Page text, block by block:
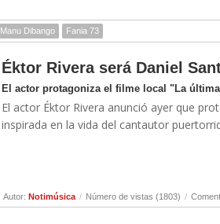
Manu Dibango Fania 73
Éktor Rivera será Daniel
El actor protagoniza el filme local "La
El actor Éktor Rivera anunció ayer que
inspirada en la vida del cantautor
Autor: Notimúsica / Número de vistas (1803) /